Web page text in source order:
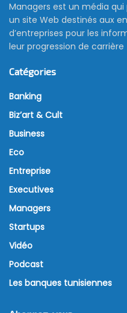
Managers est un média
un site Web destinés aux
d’entreprises pour les
leur progression de carrière
Catégories
Banking
Biz’art & Cult
Business
Eco
Entreprise
Executives
Managers
Startups
Vidéo
Podcast
Les banques tunisiennes